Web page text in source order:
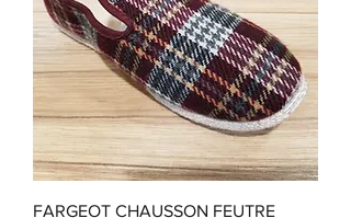
FARGEOT CHAUSSON FEUTRE